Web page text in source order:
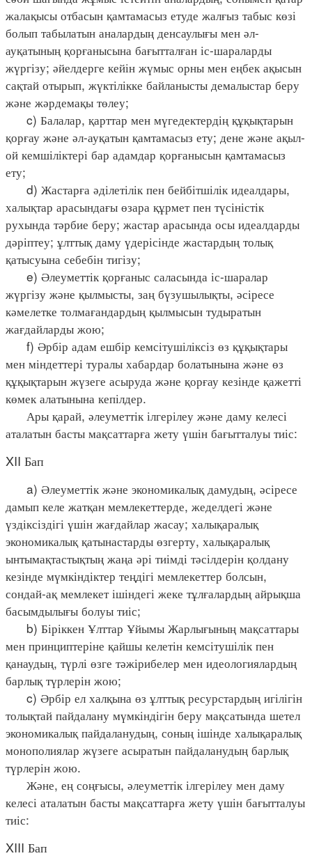
жалақысы отбасын қамтамасыз етуде жалғыз табыс көзі
болып табылатын аналардың денсаулығы мен әл-
ауқатының қорғанысына бағытталған іс-шараларды
жүргізу; әйелдерге кейін жүмыс орны мен еңбек ақысын
сақтай отырып, жүктілікке байланысты демалыстар беру
және жәрдемақы төлеу;
c) Балалар, қарттар мен мүгедектердің құқықтарын
қорғау және әл-ауқатын қамтамасыз ету; дене және ақыл-
ой кемшіліктері бар адамдар қорғанысын қамтамасыз
ету;
d) Жастарға әділетілік пен бейбітшілік идеалдары,
халықтар арасындағы өзара құрмет пен түсіністік
рухында тәрбие беру; жастар арасында осы идеалдарды
дәріптеу; ұлттық даму үдерісінде жастардың толық
қатысуына себебін тигізу;
e) Әлеуметтік қорғаныс саласында іс-шаралар
жүргізу және қылмысты, заң бүзушылықты, әсіресе
кәмелетке толмағандардың қылмысын тудыратын
жағдайларды жою;
f) Әрбір адам ешбір кемсітушіліксіз өз құқықтары
мен міндеттері туралы хабардар болатынына және өз
құқықтарын жүзеге асыруда және қорғау кезінде қажетті
көмек алатынына кепілдер.
Ары қарай, әлеуметтік ілгерілеу және даму келесі
аталатын басты мақсаттарға жету үшін бағытталуы тиіс:
XII Бап
a) Әлеуметтік және экономикалық дамудың, әсіресе
дамып келе жатқан мемлекеттерде, жеделдегі және
үздіксіздігі үшін жағдайлар жасау; халықаралық
экономикалық қатынастарды өзгерту, халықаралық
ынтымақтастықтың жаңа әрі тиімді тәсілдерін қолдану
кезінде мүмкіндіктер теңдігі мемлекеттер болсын,
сондай-ақ мемлекет ішіндегі жеке тұлғалардың айрықша
басымдылығы болуы тиіс;
b) Біріккен Ұлттар Ұйымы Жарлығының мақсаттары
мен принциптеріне қайшы келетін кемсітушілік пен
қанаудың, түрлі өзге тәжірибелер мен идеологиялардың
барлық түрлерін жою;
c) Әрбір ел халқына өз ұлттық ресурстардың игілігін
толықтай пайдалану мүмкіндігін беру мақсатында шетел
экономикалық пайдаланудың, соның ішінде халықаралық
монополиялар жүзеге асыратын пайдаланудың барлық
түрлерін жою.
Және, ең соңғысы, әлеуметтік ілгерілеу мен даму
келесі аталатын басты мақсаттарға жету үшін бағытталуы
тиіс:
XIII Бап